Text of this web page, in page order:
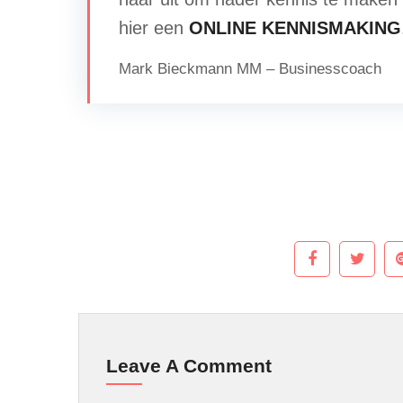
hier een ONLINE KENNISMAKING
Mark Bieckmann MM – Businesscoach
Leave A Comment